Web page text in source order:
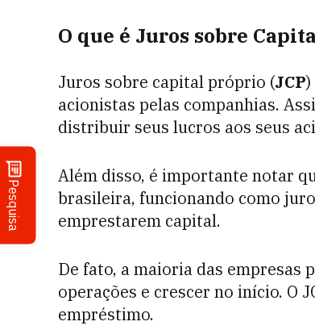
Pesquisa
O que é Juros sobre
Juros sobre capital próprio (JCP
acionistas pelas companhias.
distribuir seus lucros aos seus
Além disso, é importante notar
brasileira, funcionando como
emprestarem capital.
De fato, a maioria das empresas
operações e crescer no início. O
empréstimo.